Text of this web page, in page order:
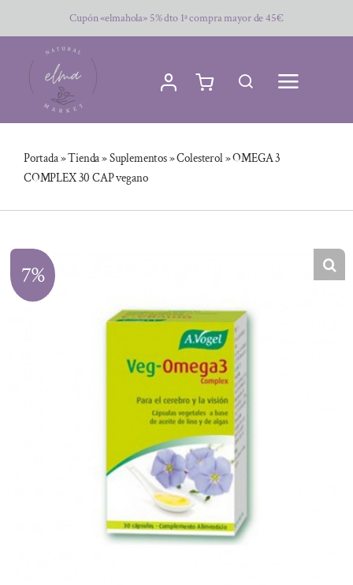
al
contenido
Cupón «elmahola» 5% dto 1ª compra mayor de 45€
Portada»Tienda»Suplementos»Colesterol»OMEGA 3
COMPLEX 30 CAP vegano
7%